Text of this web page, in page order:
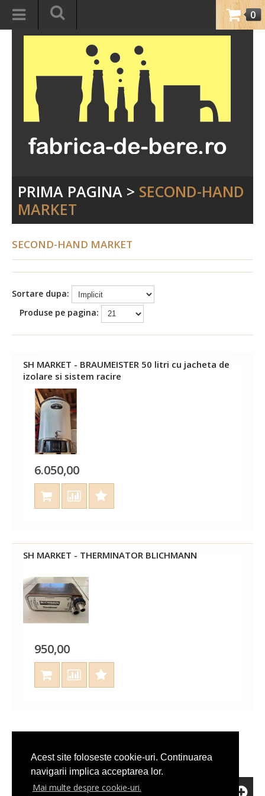
Acest site foloseste cookie-uri. Continuarea
navigarii implica acceptarea lor.
Mai multe despre cookie-uri.
0
PRIMA PAGINA > SECOND-HAND
MARKET
SECOND-HAND MARKET
Sortare dupa:
Produse pe pagina:
SH MARKET - BRAUMEISTER 50 litri cu jacheta de
izolare si sistem racire
6.050,00
SH MARKET - THERMINATOR BLICHMANN
950,00